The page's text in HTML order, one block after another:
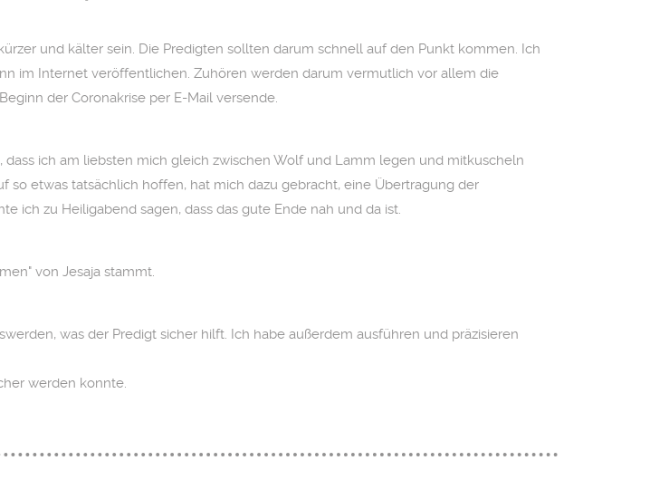
und kälter sein. Die Predigten sollten darum schnell auf den Punkt kommen. Ich
im Internet veröffentlichen. Zuhören werden darum vermutlich vor allem die
der Coronakrise per E-Mail versende.
dass ich am liebsten mich gleich zwischen Wolf und Lamm legen und mitkuscheln
so etwas tatsächlich hoffen, hat mich dazu gebracht, eine Übertragung der
ich zu Heiligabend sagen, dass das gute Ende nah und da ist.
von Jesaja stammt.
was der Predigt sicher hilft. Ich habe außerdem ausführen und präzisieren
werden konnte.